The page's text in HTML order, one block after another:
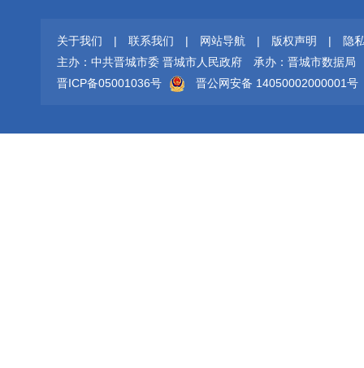
关于我们 | 联系我们 | 网站导航 | 版权声明 |
隐
主办：中共晋城市委 晋城市人民政府
承办：晋城市数据局
晋ICP备05001036号
晋公网安备 14050002000001号